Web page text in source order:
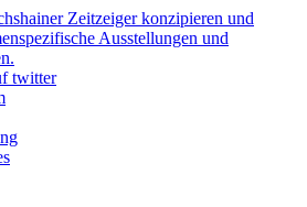
Zeitzeiger konzipieren und
Ausstellungen und
twitter